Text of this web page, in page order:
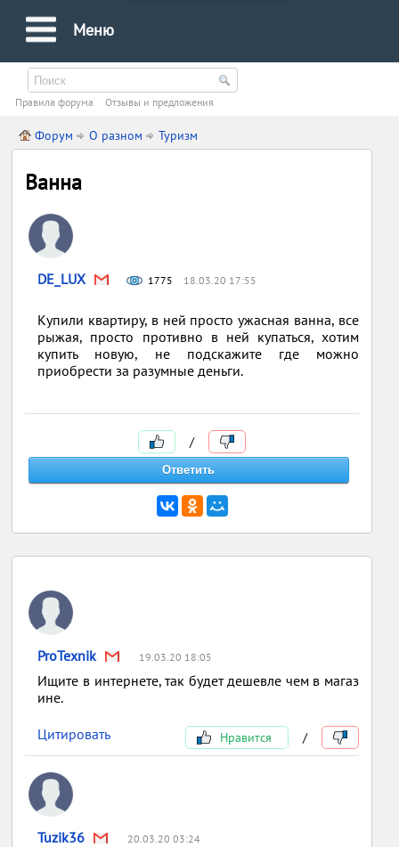
Меню
Правила форума Oтзывы и предложения
Форум О разном Туризм
Ванна
DE_LUX 1775 18.03.20 17:55
Купили квартиру, в ней просто ужасная ванна, все
рыжая, просто противно в ней купаться, хотим
купить новую, не подскажите где можно
приобрести за разумные деньги.
/
ProTexnik 19.03.20 18:05
Ищите в интернете, так будет дешевле чем в магаз
ине.
Цитировать Нравится /
Tuzik36 20.03.20 03:24